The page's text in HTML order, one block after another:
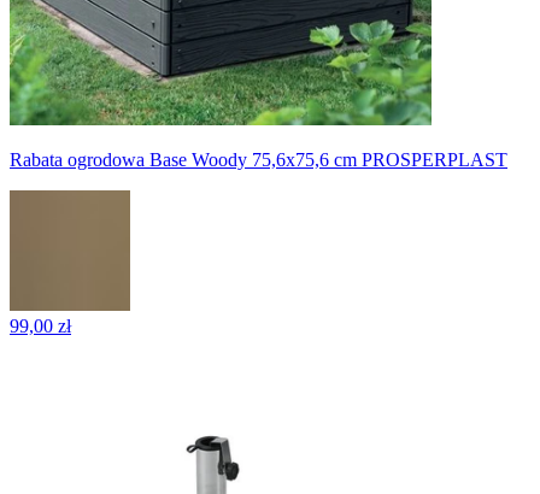
Rabata ogrodowa Base Woody 75,6x75,6 cm PROSPERPLAST
99,00 zł